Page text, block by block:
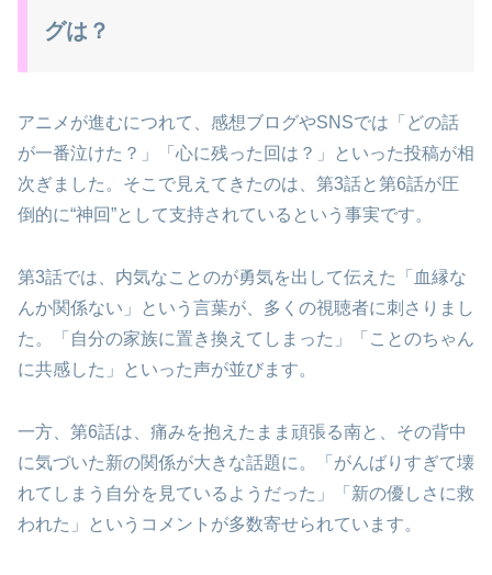
グは？
アニメが進むにつれて、感想ブログやSNSでは「どの話
が一番泣けた？」「心に残った回は？」といった投稿が相
次ぎました。そこで見えてきたのは、第3話と第6話が圧
倒的に“神回”として支持されているという事実です。
第3話では、内気なことのが勇気を出して伝えた「血縁な
んか関係ない」という言葉が、多くの視聴者に刺さりまし
た。「自分の家族に置き換えてしまった」「ことのちゃん
に共感した」といった声が並びます。
一方、第6話は、痛みを抱えたまま頑張る南と、その背中
に気づいた新の関係が大きな話題に。「がんばりすぎて壊
れてしまう自分を見ているようだった」「新の優しさに救
われた」というコメントが多数寄せられています。